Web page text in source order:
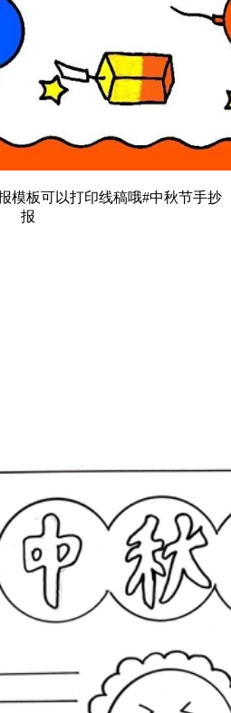
模板可以打印线稿哦#中秋节手抄
报